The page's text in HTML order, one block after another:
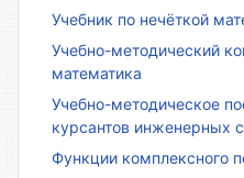
Учебник по нечёткой
Учебно-методический
математика
Учебно-методическое
курсантов инженерных
Функции комплексного